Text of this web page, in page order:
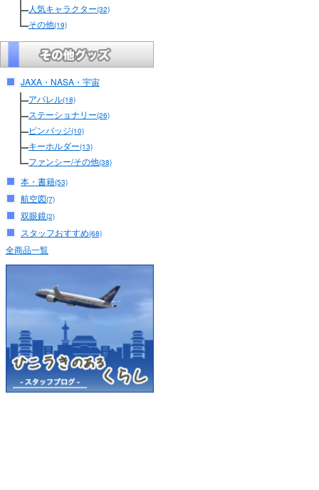
人気キャラクター(32)
その他(19)
JAXA・NASA・宇宙
アパレル(18)
ステーショナリー(26)
ピンバッジ(10)
キーホルダー(13)
ファンシー/その他(38)
本・書籍(53)
航空図(7)
双眼鏡(2)
スタッフおすすめ(68)
全商品一覧